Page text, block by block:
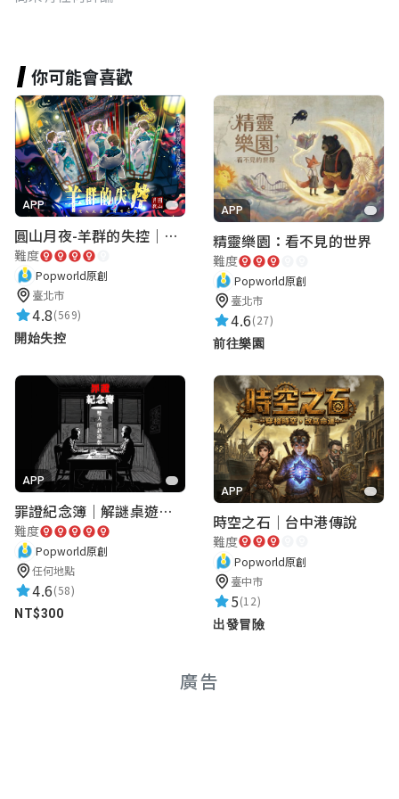
你可能會喜歡
APP
圓山月夜-羊群的失控｜圓山飯店 ARG實境解謎遊戲
難度
Popworld原創
臺北市
4.8(569)
開始失控
APP
精靈樂園：看不見的世界
難度
Popworld原創
臺北市
4.6(27)
前往樂園
APP
罪證紀念簿｜解謎桌遊｜警匪偵訊｜室內遊戲
難度
Popworld原創
任何地點
4.6(58)
NT$300
APP
時空之石｜台中港傳說
難度
Popworld原創
臺中市
5(12)
出發冒險
廣告